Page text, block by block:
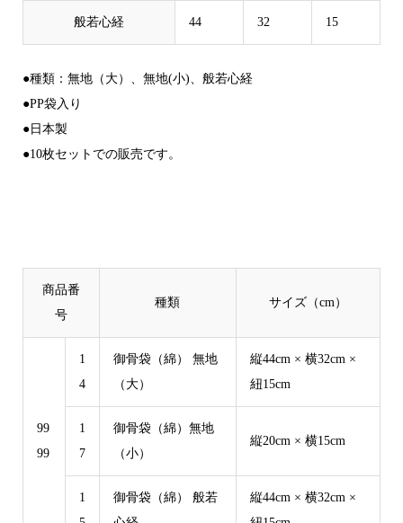
般若心経 44 32 15
●種類：無地（大）、無地(小)、般若心経
●PP袋入り
●日本製
●10枚セットでの販売です。
商品番
号
種類 サイズ（cm）
99
99
1
4
御骨袋（綿） 無地
（大）
縦44cm × 横32cm ×
紐15cm
1
7
御骨袋（綿）無地
（小）
縦20cm × 横15cm
1
御骨袋（綿） 般若
縦44cm × 横32cm ×